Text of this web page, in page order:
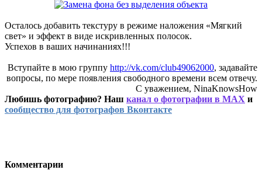
Осталось добавить текстуру в режиме наложения «Мягкий
свет» и эффект в виде искривленных полосок.
Успехов в ваших начинаниях!!!
Вступайте в мою группу http://vk.com/club49062000, задавайте
вопросы, по мере появления свободного времени всем отвечу.
С уважением, NinaKnowsHow
Любишь фотографию? Наш канал о фотографии в MAX и
сообщество для фотографов Вконтакте
Комментарии